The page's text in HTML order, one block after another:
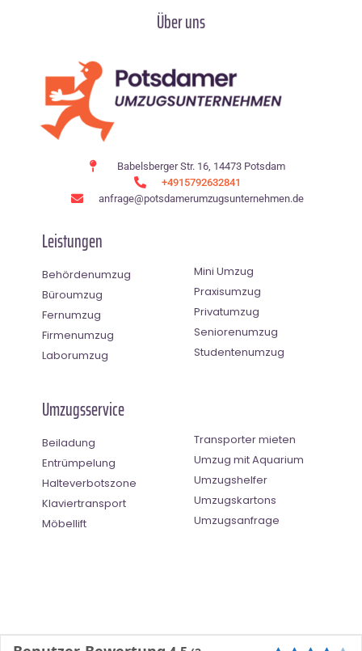
Über uns
Babelsberger Str. 16, 14473 Potsdam
+4915792632841
anfrage@potsdamerumzugsunternehmen.de
Leistungen
Behördenumzug
Büroumzug
Fernumzug
Firmenumzug
Laborumzug
Mini Umzug
Praxisumzug
Privatumzug
Seniorenumzug
Studentenumzug
Umzugsservice
Beiladung
Entrümpelung
Halteverbotszone
Klaviertransport
Möbellift
Transporter mieten
Umzug mit Aquarium
Umzugshelfer
Umzugskartons
Umzugsanfrage